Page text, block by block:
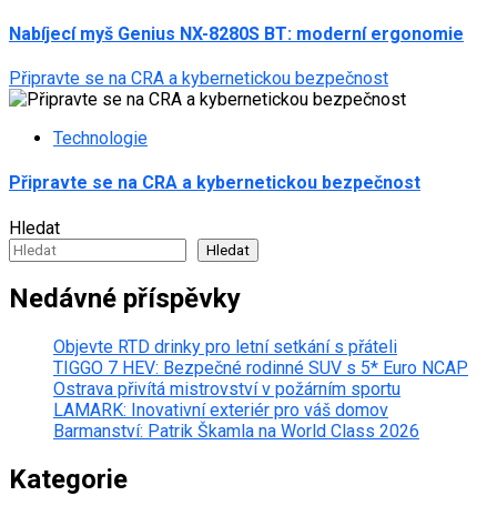
Nabíjecí myš Genius NX-8280S BT: moderní ergonomie
Připravte se na CRA a kybernetickou bezpečnost
Technologie
Připravte se na CRA a kybernetickou bezpečnost
Hledat
Hledat
Nedávné příspěvky
Objevte RTD drinky pro letní setkání s přáteli
TIGGO 7 HEV: Bezpečné rodinné SUV s 5* Euro NCAP
Ostrava přivítá mistrovství v požárním sportu
LAMARK: Inovativní exteriér pro váš domov
Barmanství: Patrik Škamla na World Class 2026
Kategorie